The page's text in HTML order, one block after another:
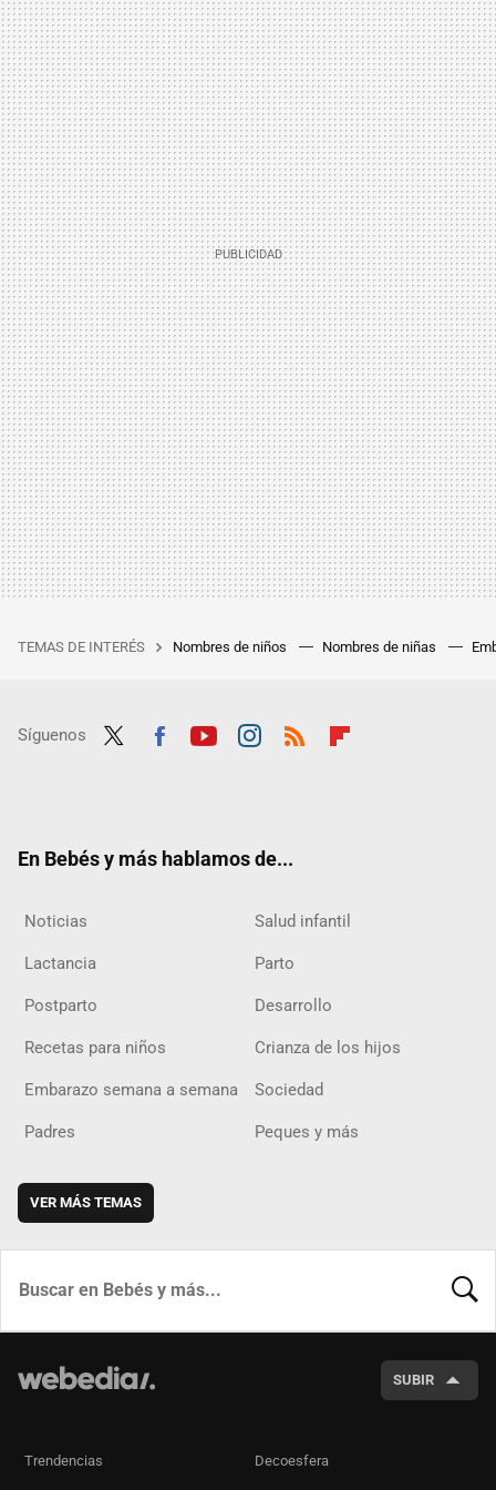
TEMAS DE INTERÉS Nombres de niños Nombres de niñas
Síguenos
En Bebés y más hablamos de...
Noticias Salud infantil
Lactancia Parto
Postparto Desarrollo
Recetas para niños Crianza de los hijos
Embarazo semana a semana Sociedad
Padres Peques y más
VER MÁS TEMAS
SUBIR
Trendencias Decoesfera